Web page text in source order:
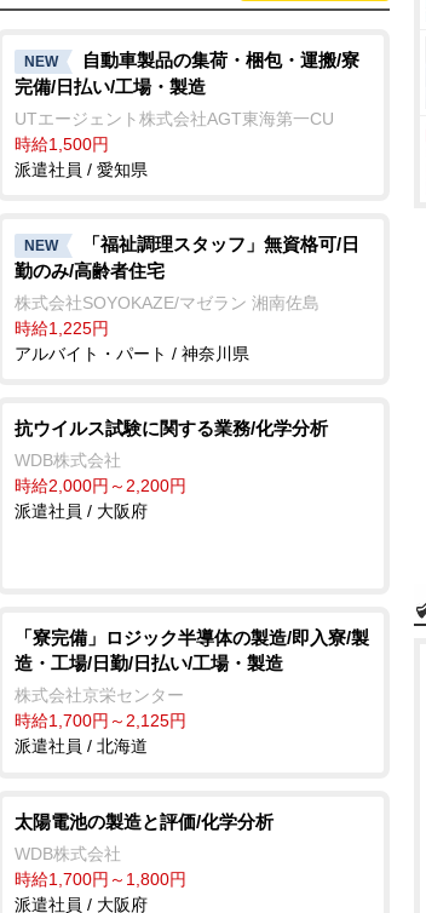
NEW
自動車製品の集荷・梱包・運搬/寮
完備/日払い/工場・製造
UTエージェント株式会社AGT東海第一CU
時給1,500円
派遣社員 / 愛知県
NEW
「福祉調理スタッフ」無資格可/日
勤のみ/高齢者住宅
株式会社SOYOKAZE/マゼラン 湘南佐島
時給1,225円
アルバイト・パート / 神奈川県
抗ウイルス試験に関する業務/化学分析
WDB株式会社
時給2,000円～2,200円
派遣社員 / 大阪府
「寮完備」ロジック半導体の製造/即入寮/製
造・工場/日勤/日払い/工場・製造
株式会社京栄センター
時給1,700円～2,125円
派遣社員 / 北海道
太陽電池の製造と評価/化学分析
WDB株式会社
時給1,700円～1,800円
派遣社員 / 大阪府